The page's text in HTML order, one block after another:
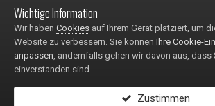
Impressum / Datenschutzerklärung
© 1999 - 2025
Powered by Invision Community
Wichtige Information
Wir haben Cookies auf Ihrem Gerät platziert, um
Website zu verbessern. Sie können Ihre Cookie-
anpassen, andernfalls gehen wir davon aus, dass
einverstanden sind.
Zustimmen